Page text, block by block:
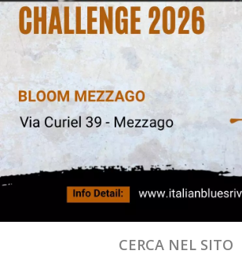
CERCA NEL SITO